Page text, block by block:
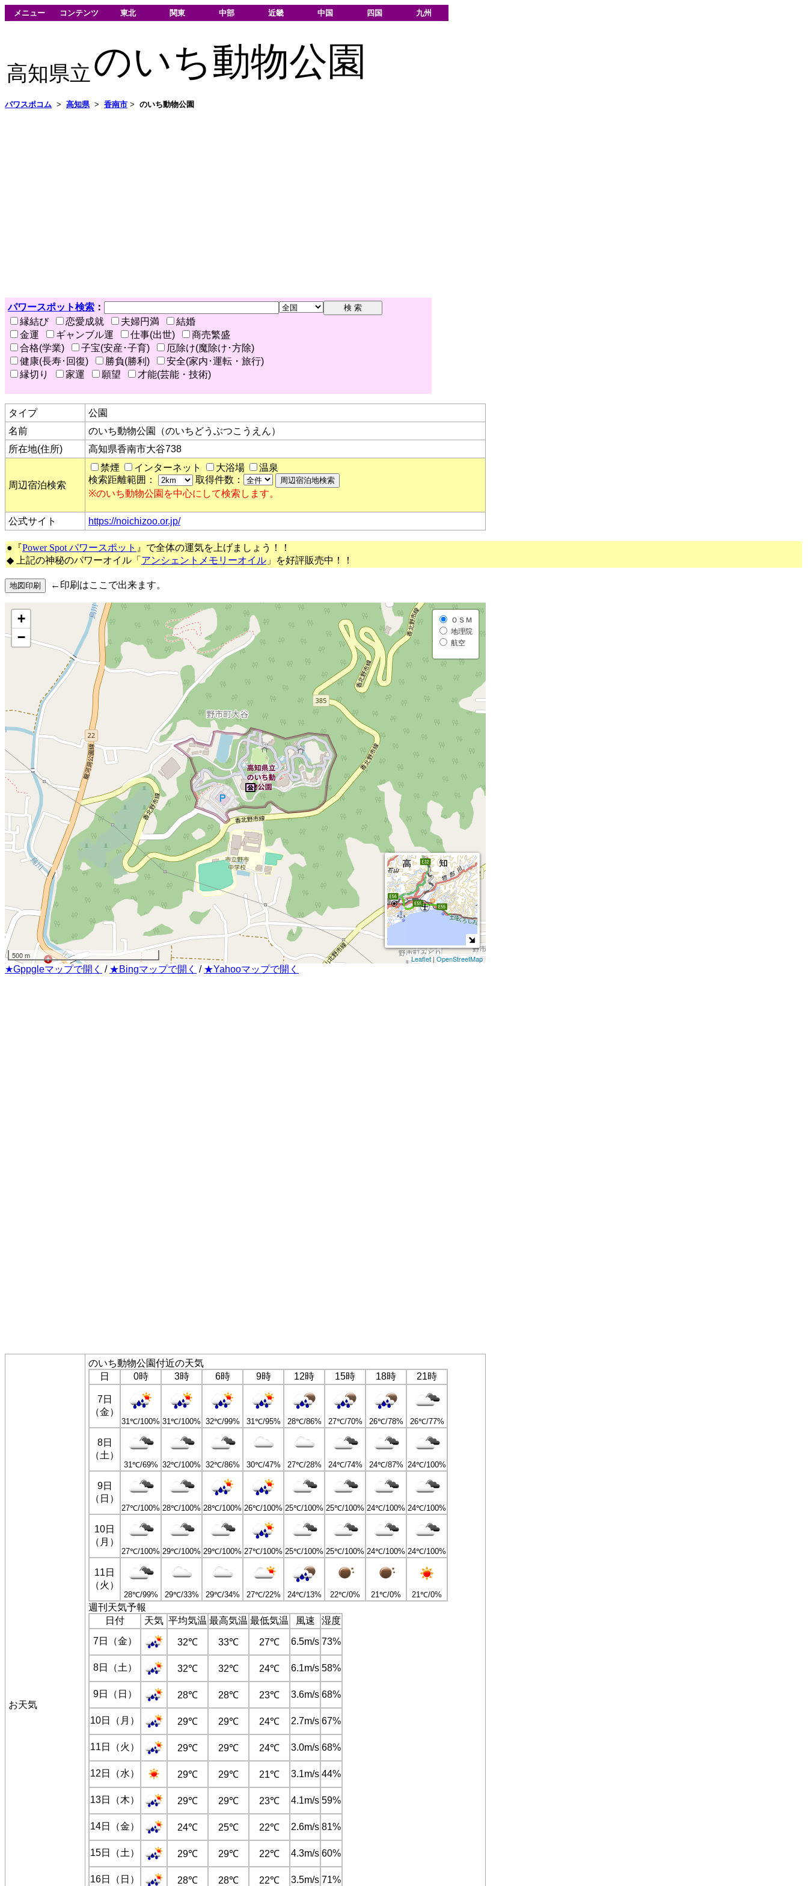
メニュー コンテンツ 東北 関東 中部 近畿 中国 四国 九州
高知県立 のいち動物公園
パワスポコム > 高知県> 香南市 > のいち動物公園
パワースポット検索 ：
縁結び
恋愛成就 夫婦円満
結婚
金運
ギャンブル運 仕事(出世)
商売繁盛
合格(学業)
子宝(安産･子育)
厄除け(魔除け･方除)
健康(長寿･回復)
勝負(勝利)
安全(家内･運転・旅行)
縁切り
家運 願望 才能(芸能・技術)
タイプ
公園
名前
のいち動物公園（のいちどうぶつこうえん）
所在地(住所)
高知県香南市大谷738
周辺宿泊検索
禁煙 インターネット 大浴場
温泉
検索距離範囲：
取得件数：
※のいち動物公園を中心にして検索します。
公式サイト https://noichizoo.or.jp/
●『Power Spot パワースポット 』で全体の運気を上げましょう！！
◆ 上記の神秘のパワーオイル「 アンシェントメモリーオイル 」を好評販売中！！
←印刷はここで出来ます。
+
−
ＯＳＭ
地理院
航空
500 m Leaflet| OpenStreetMap
★Gppgleマップで開く / ★Bingマップで開く / ★Yahooマップで開く
お天気
のいち動物公園付近の天気
日
0時 3時 6時 9時 12時 15時 18時 21時
7日
（金）
31℃/100% 31℃/100% 32℃/99% 31℃/95% 28℃/86% 27℃/70% 26℃/78% 26℃/77%
8日
（土）
31℃/69% 32℃/100% 32℃/86% 30℃/47% 27℃/28% 24℃/74% 24℃/87% 24℃/100%
9日
（日）
27℃/100% 28℃/100% 28℃/100% 26℃/100% 25℃/100% 25℃/100% 24℃/100% 24℃/100%
10日
（月）
27℃/100% 29℃/100% 29℃/100% 27℃/100% 25℃/100% 25℃/100% 24℃/100% 24℃/100%
11日
（火）
28℃/99% 29℃/33% 29℃/34% 27℃/22% 24℃/13% 22℃/0% 21℃/0% 21℃/0%
週刊天気予報
日付
天気 平均気温 最高気温 最低気温 風速
湿度
7日（金）
32℃ 33℃ 27℃ 6.5m/s 73%
8日（土） 32℃ 32℃ 24℃ 6.1m/s 58%
9日（日） 28℃ 28℃ 23℃ 3.6m/s 68%
10日（月） 29℃ 29℃ 24℃ 2.7m/s 67%
11日（火） 29℃ 29℃ 24℃ 3.0m/s 68%
12日（水） 29℃ 29℃ 21℃ 3.1m/s 44%
13日（木） 29℃ 29℃ 23℃ 4.1m/s 59%
14日（金） 24℃ 25℃ 22℃ 2.6m/s 81%
15日（土） 29℃ 29℃ 22℃ 4.3m/s 60%
16日（日） 28℃ 28℃ 22℃ 3.5m/s 71%